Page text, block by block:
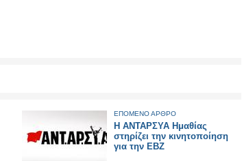
ΕΠΟΜΕΝΟ ΑΡΘΡΟ
Η ΑΝΤΑΡΣΥΑ Ημαθίας
στηρίζει την κινητοποίηση
για την ΕΒΖ